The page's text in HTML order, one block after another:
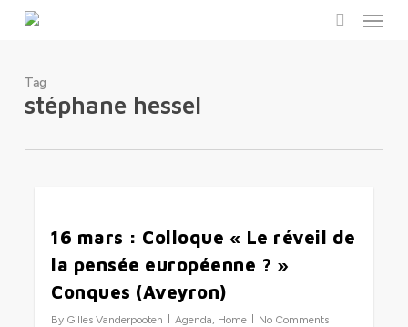
Menu
Tag
stéphane hessel
16 mars : Colloque « Le réveil de
la pensée européenne ? »
Conques (Aveyron)
By Gilles Vanderpooten Agenda, Home No Comments